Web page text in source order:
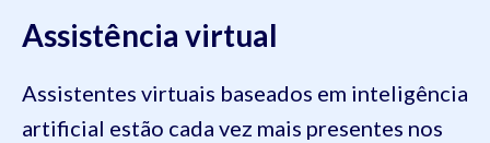
Assistência virtual
Assistentes virtuais baseados em inteligência
artificial estão cada vez mais presentes nos